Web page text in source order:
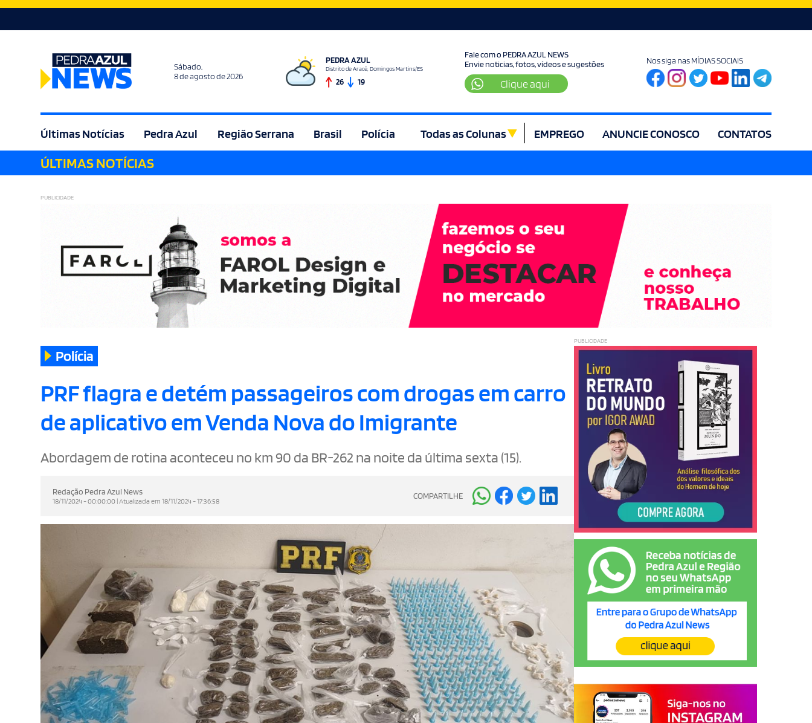
Sábado,
8 de agosto de 2026
PEDRA AZUL
Distrito de Aracê, Domingos Martins/ES
26 19
Fale com o PEDRA AZUL NEWS
Envie noticias, fotos, vídeos e sugestões
Clique aqui
Nos siga nas MÍDIAS SOCIAIS
Últimas Notícias Pedra Azul Região Serrana Brasil Polícia Todas as Colunas
Agricultura
EMPREGO ANUNCIE CONOSCO CONTATOS
ÚLTIMAS NOTÍCIAS
PUBLICIDADE
Polícia
PRF flagra e detém passageiros com drogas em carro
de aplicativo em Venda Nova do Imigrante
Abordagem de rotina aconteceu no km 90 da BR-262 na noite da última sexta (15).
Redação Pedra Azul News
18/11/2024 - 00:00:00 | Atualizada em 18/11/2024 - 17:36:58 COMPARTILHE
PUBLICIDADE